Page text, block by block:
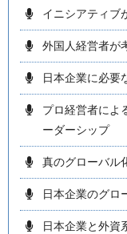
イニシアティブ
外国人経営者が
日本企業に必要
プロ経営者によ
ーダーシップ
真のグローバル
日本企業のグロ
日本企業と外資